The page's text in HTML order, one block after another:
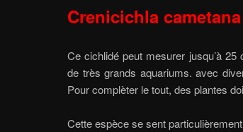
Crenicichla cametana
Ce cichlidé peut mesurer jusqu’à
de très grands aquariums. avec
Pour complèter le tout, des plantes
Cette espèce se sent